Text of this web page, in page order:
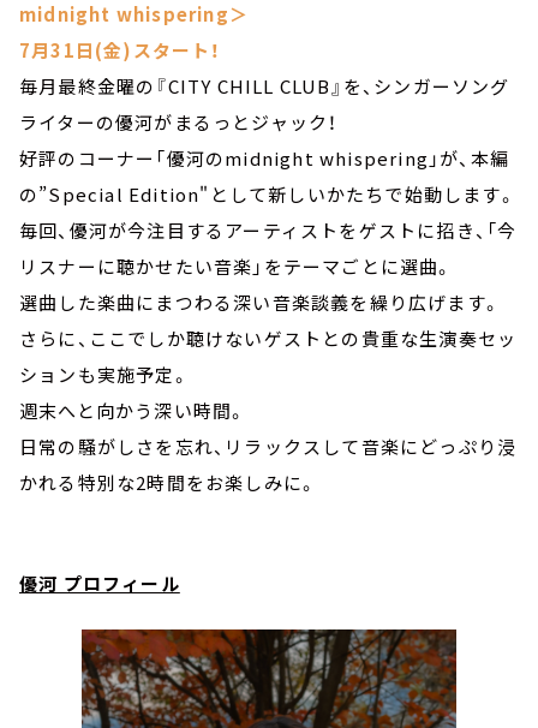
midnight whispering＞
7月31日(金)スタート！
毎月最終金曜の『CITY CHILL CLUB』を、シンガーソング
ライターの優河がまるっとジャック！
好評のコーナー「優河のmidnight whispering」が、本編
の”Special Edition"として新しいかたちで始動します。
毎回、優河が今注目するアーティストをゲストに招き、「今
リスナーに聴かせたい音楽」をテーマごとに選曲。
選曲した楽曲にまつわる深い音楽談義を繰り広げます。
さらに、ここでしか聴けないゲストとの貴重な生演奏セッ
ションも実施予定。
週末へと向かう深い時間。
日常の騒がしさを忘れ、リラックスして音楽にどっぷり浸
かれる特別な2時間をお楽しみに。
優河 プロフィール